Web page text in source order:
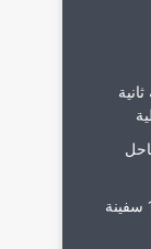
ميناء_دمياط استقبل خلال الـ 24 ساعة الماضية عدد 13 سفينة